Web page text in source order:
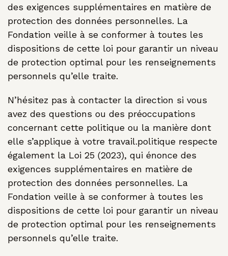
des exigences supplémentaires en matière de
protection des données personnelles. La
Fondation veille à se conformer à toutes les
dispositions de cette loi pour garantir un niveau
de protection optimal pour les renseignements
personnels qu’elle traite.
N’hésitez pas à contacter la direction si vous
avez des questions ou des préoccupations
concernant cette politique ou la manière dont
elle s’applique à votre travail.politique respecte
également la Loi 25 (2023), qui énonce des
exigences supplémentaires en matière de
protection des données personnelles. La
Fondation veille à se conformer à toutes les
dispositions de cette loi pour garantir un niveau
de protection optimal pour les renseignements
personnels qu’elle traite.